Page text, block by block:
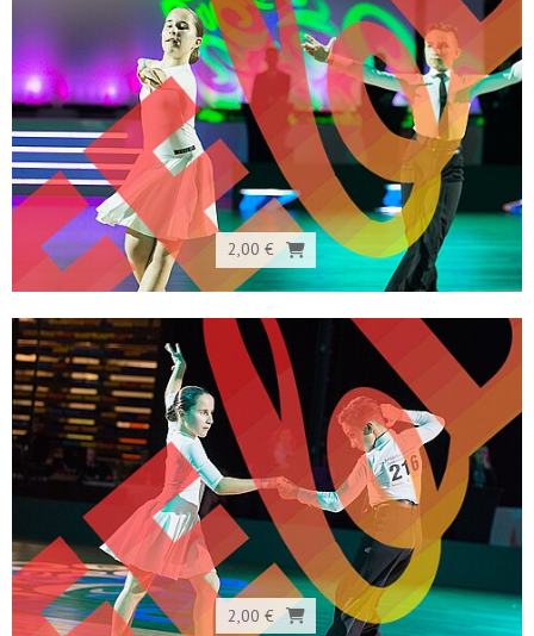
2,00 €
2,00 €